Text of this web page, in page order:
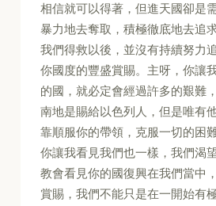
相信就可以得著，但進天國卻是
暴力地去奪取，積極徹底地去追
我們得救以後，並沒有持續努力
你國度的豐盛賞賜。主呀，你讓
的國，就必定會經過許多的艱難
南地是賜給以色列人，但是唯有
靠順服你的帶領，克服一切的困
你讓我看見我們也一樣，我們渴
教會看見你的國復興在我們當中
賞賜，我們不能只是在一開始有